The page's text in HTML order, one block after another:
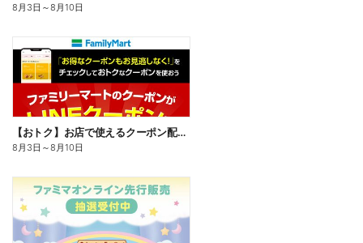
8月3日 ～8月10日
【おトク】お店で使えるクーポン配信中
8月3日 ～8月10日